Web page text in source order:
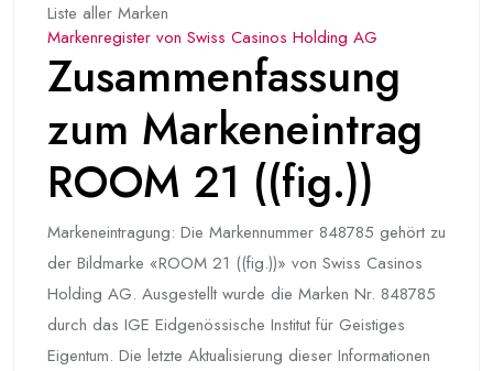
Liste aller Marken
Markenregister von Swiss Casinos Holding AG
Zusammenfassung
zum Markeneintrag
ROOM 21 ((fig.))
Markeneintragung: Die Markennummer 848785 gehört zu
der Bildmarke «ROOM 21 ((fig.))» von Swiss Casinos
Holding AG. Ausgestellt wurde die Marken Nr. 848785
durch das IGE Eidgenössische Institut für Geistiges
Eigentum. Die letzte Aktualisierung dieser Informationen